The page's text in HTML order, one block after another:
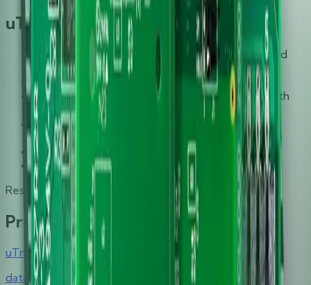
uTrust 2190 F Microcontroller
Ideal for keyboard integration, supports full sized
keyboards plus Copilot
High Performance, Low Power RISC CPU
64K Bytes of In-System Programmable Flash with
Endurance: 10,000 Write/Erase Cycles
4K Bytes EEPROM with Endurance: 100,000
Write/Erase Cycles
4K Bytes Internal SRAM
ISO7816 UART Interface
Ressourcen
Produktunterlagen
uTrust 2190 F Data Sheet
datasheet